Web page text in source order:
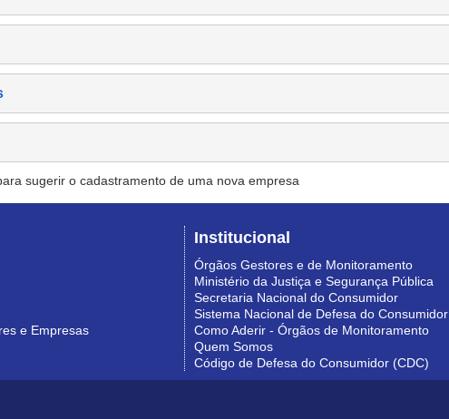
sugerir o cadastramento de uma nova empresa
e Empresas
Institucional
Órgãos Gestores e de Monitoramento
Ministério da Justiça e Segurança Pública
Secretaria Nacional do Consumidor
Sistema Nacional de Defesa do Consumidor
Como Aderir - Órgãos de Monitoramento
Quem Somos
Código de Defesa do Consumidor (CDC)